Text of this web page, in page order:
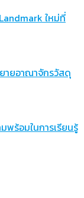
ใหม่ที่
ายอาณาจักรวัสดุ
พร้อมในการเรียนรู้